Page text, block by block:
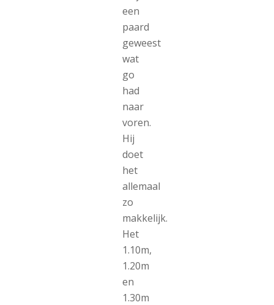
een
paard
geweest
wat
go
had
naar
voren.
Hij
doet
het
allemaal
zo
makkelijk.
Het
1.10m,
1.20m
en
1.30m